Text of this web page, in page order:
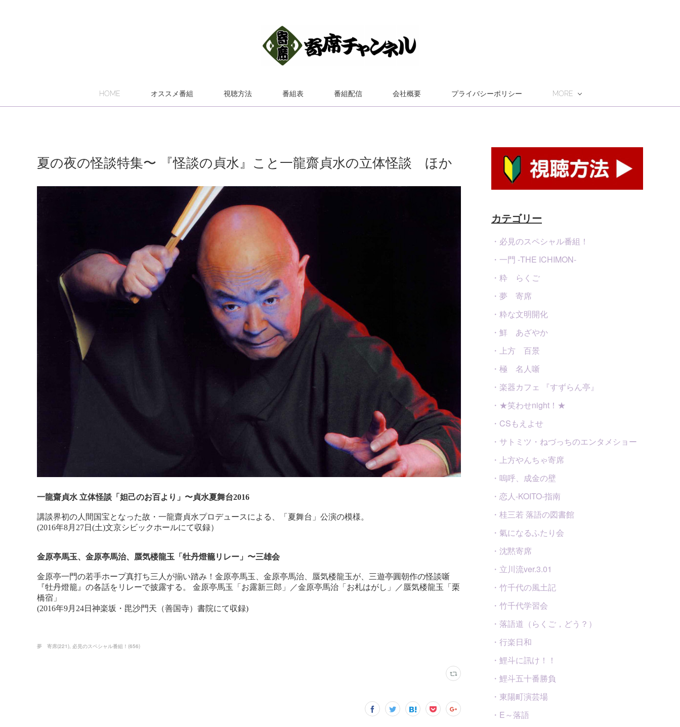
HOME オススメ番組 視聴方法 番組表 番組配信 会社概要 プライバシーポリシー MORE
夏の夜の怪談特集〜 『怪談の貞水』こと一龍齋貞水の立体怪談 ほか
夢 寄席(221) 必見のスペシャル番組！ (656)
カテゴリー
・必見のスペシャル番組！
・一門 -THE ICHIMON-
・粋 らくご
・夢 寄席
・粋な文明開化
・鮮 あざやか
・上方 百景
・極 名人噺
・楽器カフェ 『すずらん亭』
・★笑わせnight！★
・CSもえよせ
・サトミツ・ねづっちのエンタメショー
・上方やんちゃ寄席
・嗚呼、成金の壁
・恋人-KOITO-指南
・桂三若 落語の図書館
・氣になるふたり会
・沈黙寄席
・立川流ver.3.01
・竹千代の風土記
・竹千代学習会
・落語道（らくご，どう？）
・行楽日和
・鯉斗に訊け！！
・鯉斗五十番勝負
・東陽町演芸場
・E～落語